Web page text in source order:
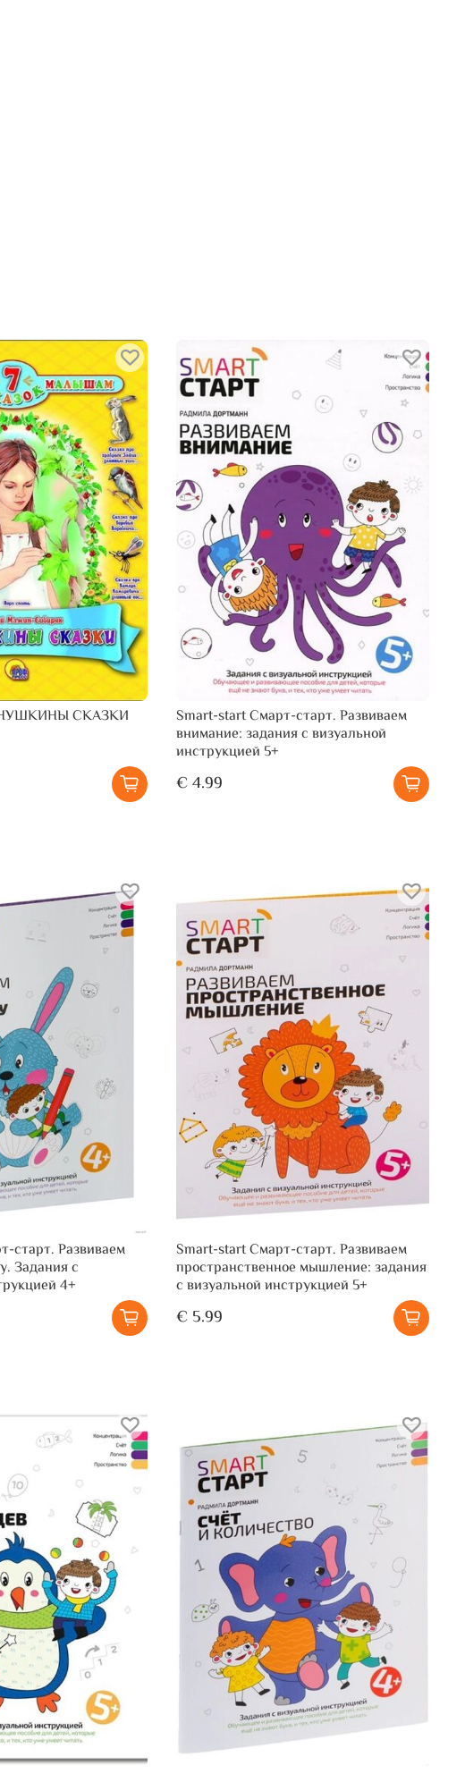
СКАЗКИ
Smart-start Смарт-старт. Развиваем
внимание: задания с визуальной
инструкцией 5+
€ 4.99
старт. Развиваем
Задания с
4+
Smart-start Смарт-старт. Развиваем
пространственное мышление: задания
с визуальной инструкцией 5+
€ 5.99